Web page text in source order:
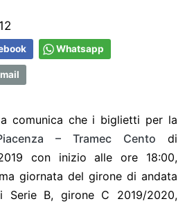
Whatsapp
comunica che i biglietti per la
– Tramec Cento di
con inizio alle ore 18:00,
giornata del girone di andata
Serie B, girone C 2019/2020,